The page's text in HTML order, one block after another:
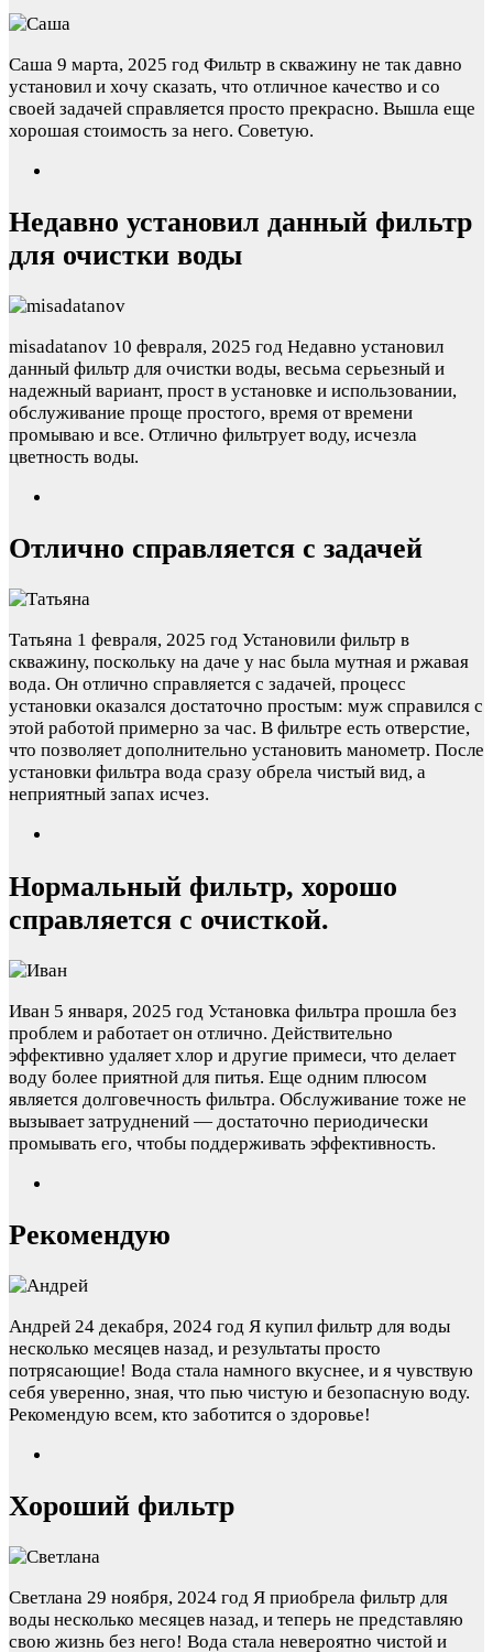
Саша 9 марта, 2025 год Фильтр в скважину не так давно
установил и хочу сказать, что отличное качество и со
своей задачей справляется просто прекрасно. Вышла еще
хорошая стоимость за него. Советую.
Недавно установил данный фильтр
для очистки воды
misadatanov 10 февраля, 2025 год Недавно установил
данный фильтр для очистки воды, весьма серьезный и
надежный вариант, прост в установке и использовании,
обслуживание проще простого, время от времени
промываю и все. Отлично фильтрует воду, исчезла
цветность воды.
Отлично справляется с задачей
Татьяна 1 февраля, 2025 год Установили фильтр в
скважину, поскольку на даче у нас была мутная и ржавая
вода. Он отлично справляется с задачей, процесс
установки оказался достаточно простым: муж справился с
этой работой примерно за час. В фильтре есть отверстие,
что позволяет дополнительно установить манометр. После
установки фильтра вода сразу обрела чистый вид, а
неприятный запах исчез.
Нормальный фильтр, хорошо
справляется с очисткой.
Иван 5 января, 2025 год Установка фильтра прошла без
проблем и работает он отлично. Действительно
эффективно удаляет хлор и другие примеси, что делает
воду более приятной для питья. Еще одним плюсом
является долговечность фильтра. Обслуживание тоже не
вызывает затруднений — достаточно периодически
промывать его, чтобы поддерживать эффективность.
Рекомендую
Андрей 24 декабря, 2024 год Я купил фильтр для воды
несколько месяцев назад, и результаты просто
потрясающие! Вода стала намного вкуснее, и я чувствую
себя уверенно, зная, что пью чистую и безопасную воду.
Рекомендую всем, кто заботится о здоровье!
Хороший фильтр
Светлана 29 ноября, 2024 год Я приобрела фильтр для
воды несколько месяцев назад, и теперь не представляю
свою жизнь без него! Вода стала невероятно чистой и